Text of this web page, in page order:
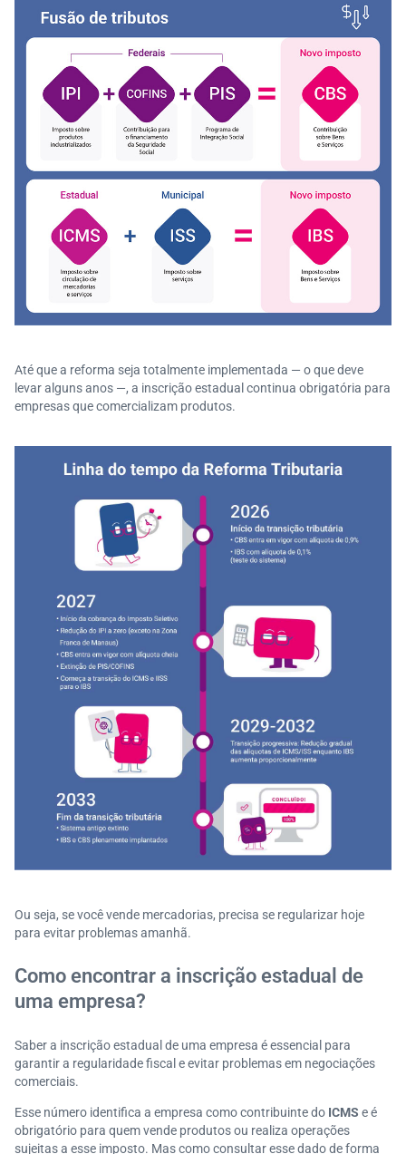
Até que a reforma seja totalmente implementada — o que deve
levar alguns anos —, a inscrição estadual continua obrigatória para
empresas que comercializam produtos.
Ou seja, se você vende mercadorias, precisa se regularizar hoje
para evitar problemas amanhã.
Como encontrar a inscrição estadual de
uma empresa?
Saber a inscrição estadual de uma empresa é essencial para
garantir a regularidade fiscal e evitar problemas em negociações
comerciais.
Esse número identifica a empresa como contribuinte do ICMS e é
obrigatório para quem vende produtos ou realiza operações
sujeitas a esse imposto. Mas como consultar esse dado de forma